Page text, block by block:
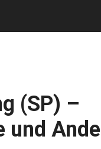
(SP) –
und